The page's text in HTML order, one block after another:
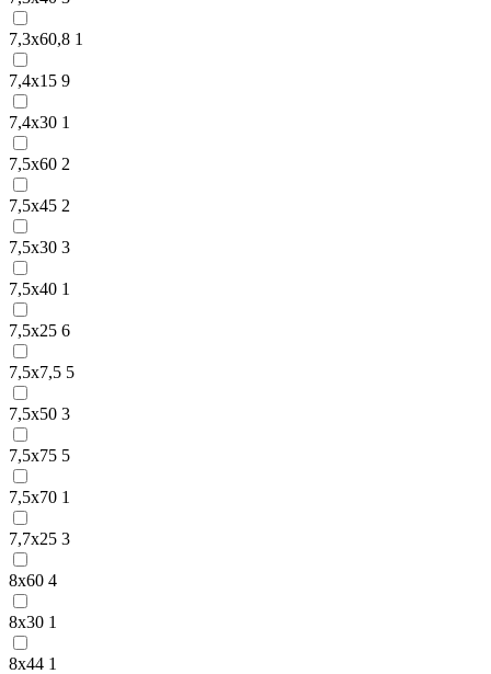
7,3х60,8 1
7,4х15 9
7,4х30 1
7,5х60 2
7,5х45 2
7,5х30 3
7,5х40 1
7,5х25 6
7,5х7,5 5
7,5х50 3
7,5х75 5
7,5х70 1
7,7х25 3
8х60 4
8х30 1
8х44 1